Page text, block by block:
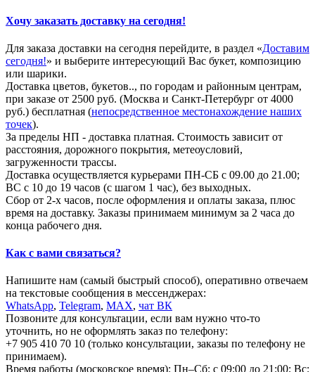
Хочу заказать доставку на сегодня!
Для заказа доставки на сегодня перейдите, в раздел «Доставим
сегодня!» и выберите интересующий Вас букет, композицию
или шарики.
Доставка цветов, букетов.., по городам и районным центрам,
при заказе от 2500 руб. (Москва и Санкт-Петербург от 4000
руб.) бесплатная (непосредственное местонахождение наших
точек).
За пределы НП - доставка платная. Стоимость зависит от
расстояния, дорожного покрытия, метеоусловий,
загруженности трассы.
Доставка осуществляется курьерами ПН-СБ с 09.00 до 21.00;
ВС с 10 до 19 часов (с шагом 1 час), без выходных.
Сбор от 2-х часов, после оформления и оплаты заказа, плюс
время на доставку. Заказы принимаем минимум за 2 часа до
конца рабочего дня.
Как с вами связаться?
Напишите нам (самый быстрый способ), оперативно отвечаем
на текстовые сообщения в мессенджерах:
WhatsApp, Telegram, МАХ, чат ВК
Позвоните для консультации, если вам нужно что-то
уточнить, но не оформлять заказ по телефону:
+7 905 410 70 10 (только консультации, заказы по телефону не
принимаем).
Время работы (московское время): Пн–Сб: с 09:00 до 21:00; Вс: